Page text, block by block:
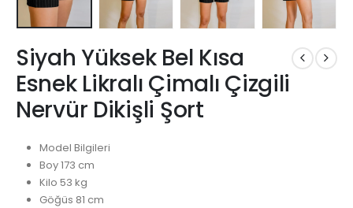
Siyah Yüksek Bel Kısa
Esnek Likralı Çimalı Çizgili
Nervür Dikişli Şort
Model Bilgileri
Boy 173 cm
Kilo 53 kg
Göğüs 81 cm